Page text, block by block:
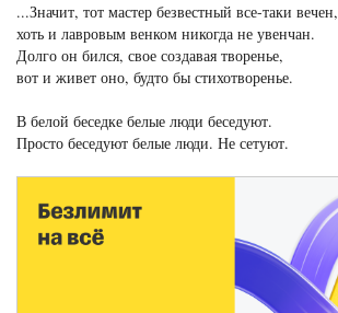
...Значит, тот мастер безвестный все-таки вечен,
хоть и лавровым венком никогда не увенчан.
Долго он бился, свое создавая творенье,
вот и живет оно, будто бы стихотворенье.
В белой беседке белые люди беседуют.
Просто беседуют белые люди. Не сетуют.